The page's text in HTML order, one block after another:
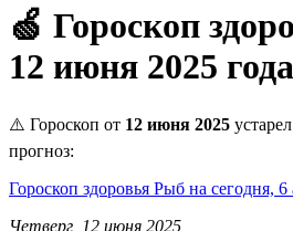
🍏 Гороскоп
12 июня 2025 года
⚠️ Гороскоп от 12 июня 2025
прогноз:
Гороскоп здоровья Рыб на сегодня,
Четверг, 12 июня 2025